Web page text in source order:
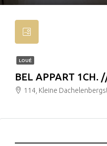
LOUÉ
BEL APPART 1CH.
114, Kleine